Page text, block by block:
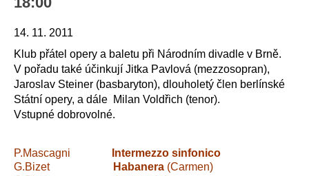
14. 11. 2011
Klub přátel opery a baletu při Národním divadle v Brně.
V pořadu také účinkují Jitka Pavlová (mezzosopran),
Jaroslav Steiner (basbaryton), dlouholetý člen berlínské
Státní opery, a dále Milan Voldřich (tenor).
Vstupné dobrovolné.
P.Mascagni
Intermezzo sinfonico
G.Bizet
Habanera (Carmen)